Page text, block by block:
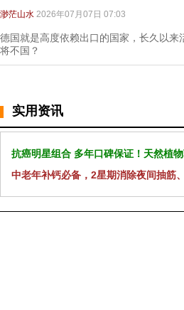
渺茫山水 2026年07月07日 07:03
德国就是高度依赖出口的国家，长久以
将不国？
实用资讯
抗癌明星组合 多年口碑保证！天然植
中老年补钙必备，2星期消除夜间抽筋